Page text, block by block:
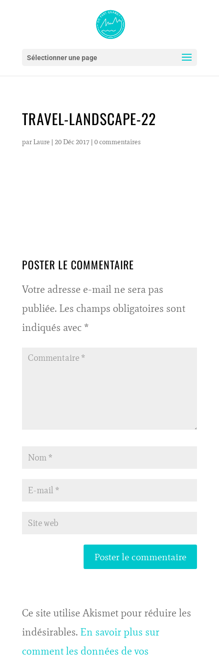
Sélectionner une page
TRAVEL-LANDSCAPE-22
par Laure | 20 Déc 2017| 0 commentaires
POSTER LE COMMENTAIRE
Votre adresse e-mail ne sera pas
publiée. Les champs obligatoires sont
indiqués avec *
Ce site utilise Akismet pour réduire les
indésirables. En savoir plus sur
comment les données de vos